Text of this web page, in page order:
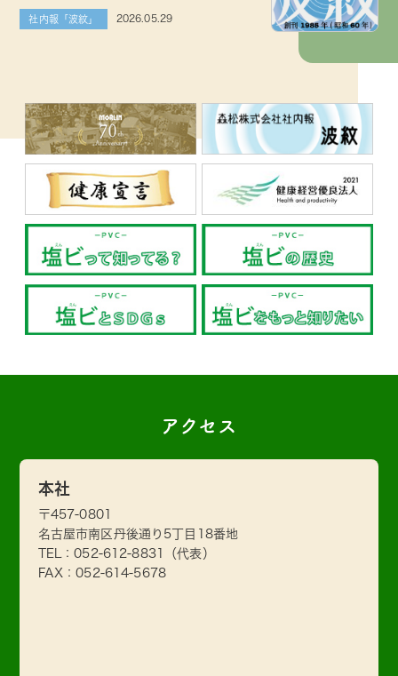
社内報「波紋」 2026.05.29
アクセス
本社
〒457-0801
名古屋市南区丹後通り5丁目18番地
TEL：052-612-8831
（代表）
FAX：052-614-5678